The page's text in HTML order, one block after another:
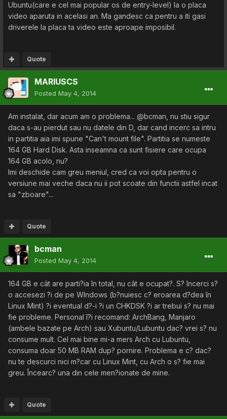
Ubuntu(care e cel mai popular os de entry-level) la o placa
video aparuta in acelasi an. Ma gandesc ca pentru a iti gasi
driverele la placa ta video este aproape imposibil.
Quote
MARIUSCS
Posted May 4, 2014
Am instalat, dar acum am o problema... @bcman, nu stiu sigur
daca s-au pierdut sau nu datele din D, dar cand incerc sa intru
in partitia aia imi spune "Can't mount file". Partitia se numeste
164 GB Hard Disk. Asta inseamna ca sunt fisiere care ocupa
164 GB acolo, nu?
Imi deschide cam greu meniul, cred ca voi opta pentru o
versiune mai veche daca nu ii pot scoate din functii astfel incat
sa "zboare"...
Quote
bcman
Posted May 4, 2014
164 GB e cât are parti?ia în total, nu cât e ocupat?. S? încerci s?
o accesezi ?i de pe WIndows (b?nuiesc c? eroarea d?dea în
Linux Mint) ?i eventual d?-i ?i un CHKDSK ?i ar trebui s? nu mai
fie probleme. Personal î?i recomand: ArchBang, Manjaro
(ambele bazate pe Arch) sau Xubuntu/Lubuntu dac? vrei s? nu
consume mult. Cel mai bine mi-a mers Arch cu Lubuntu,
consuma doar 50 MB RAM dup? pornire. Problema e c? dac?
nu te descurci nici m?car cu Linux Mint, cu Arch o s? fie mai
greu. Încearc? una din cele men?ionate de mine.
Quote